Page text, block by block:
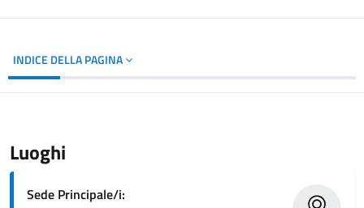
INDICE DELLA PAGINA
Luoghi
Sede Principale/i: